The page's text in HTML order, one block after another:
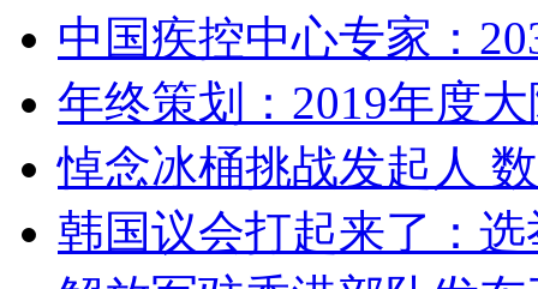
中国疾控中心专家：
年终策划：2019年度
悼念冰桶挑战发起人
韩国议会打起来了：